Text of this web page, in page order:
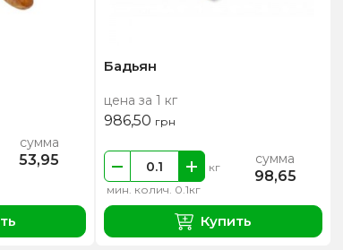
сумма
53,95
Бадьян
цена за 1 кг
986,50 грн
мин. колич. 0.1кг
кг сумма
98,65
Купить